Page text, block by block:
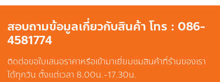
สอบถามข้อมูลเกี่ยวกับสินค้า โทร : 086-
4581774
ติดต่อขอใบเสนอราคาหรือเข้ามาเยี่ยมชมสินค้าที่ร้านของเรา
ได้ทุกวัน ตั้งแต่เวลา 8.00น.-17.30น.